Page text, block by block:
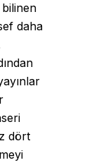
daha
dört